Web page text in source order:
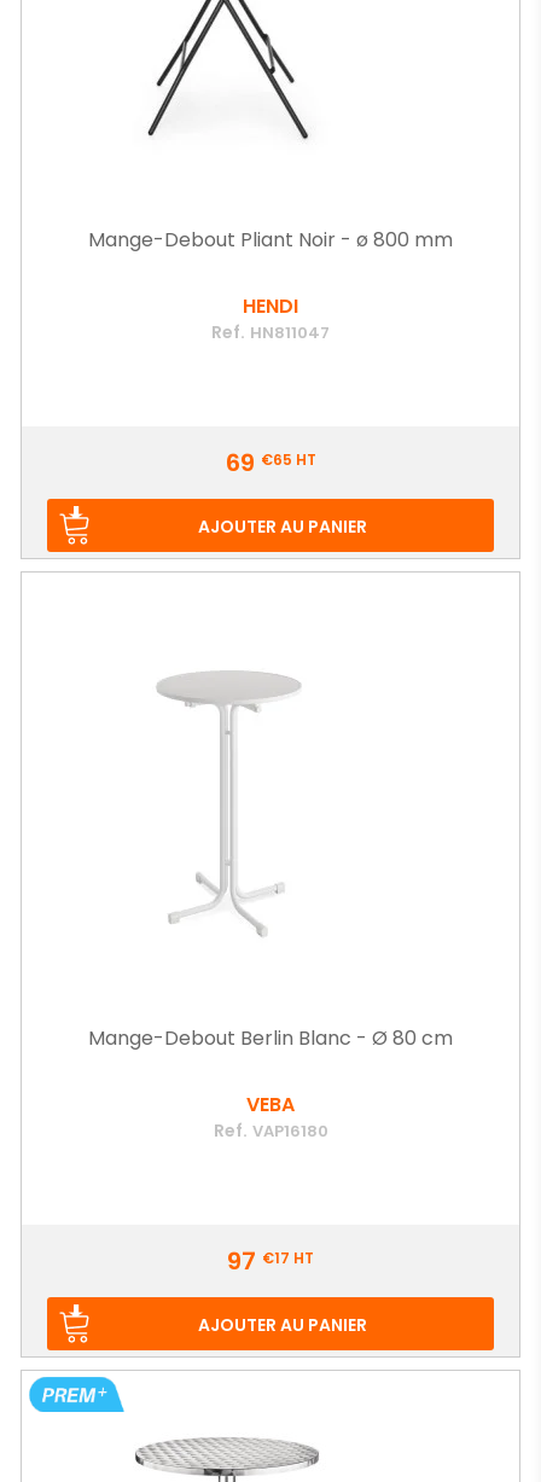
Mange-Debout Pliant Noir - ø 800 mm
HENDI
Ref. HN811047
69 €65 HT
AJOUTER AU PANIER
Mange-Debout Berlin Blanc - Ø 80 cm
VEBA
Ref. VAP16180
97 €17 HT
AJOUTER AU PANIER